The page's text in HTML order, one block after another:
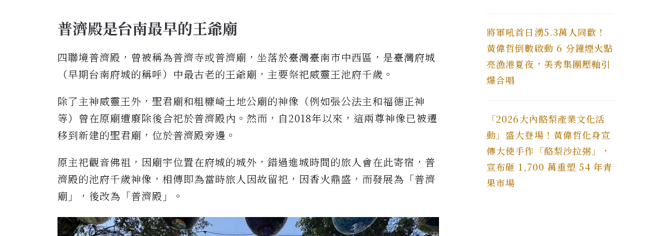
普濟殿是台南最早的王爺廟
四聯境普濟殿，曾被稱為普濟寺或普濟廟，坐落於臺灣臺南市中西區，是臺灣府城
（早期台南府城的稱呼）中最古老的王爺廟，主要祭祀威靈王池府千歲。
除了主神威靈王外，聖君廟和粗糠崎土地公廟的神像（例如張公法主和福德正神
等）曾在原廟遭廢除後合祀於普濟殿內。然而，自2018年以來，這兩尊神像已被遷
移到新建的聖君廟，位於普濟殿旁邊。
原主祀觀音佛祖，因廟宇位置在府城的城外，錯過進城時間的旅人會在此寄宿，普
濟殿的池府千歲神像，相傳即為當時旅人因故留祀，因香火鼎盛，而發展為「普濟
廟」，後改為「普濟殿」。
將軍吼首日湧5.3萬人同歡！
黃偉哲倒數啟動 6 分鐘煙火點
亮漁港夏夜，美秀集團壓軸引
爆合唱
「2026大內酪梨產業文化活
動」盛大登場！黃偉哲化身宣
傳大使手作「酪梨沙拉粥」，
宣布砸 1,700 萬重塑 54 年青
果市場